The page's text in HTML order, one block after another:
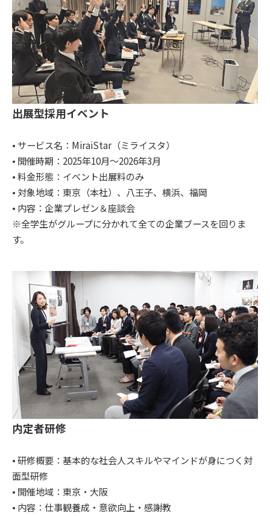
出展型採用イベント
• サービス名：MiraiStar（ミライスタ）
• 開催時期：2025年10月～2026年3月
• 料金形態：イベント出展料のみ
• 対象地域：東京（本社）、八王子、横浜、福岡
• 内容：企業プレゼン＆座談会
※全学生がグループに分かれて全ての企業ブースを回りま
す。
内定者研修
• 研修概要：基本的な社会人スキルやマインドが身につく対
面型研修
• 開催地域：東京・大阪
• 内容：仕事観養成・意欲向上・感謝教